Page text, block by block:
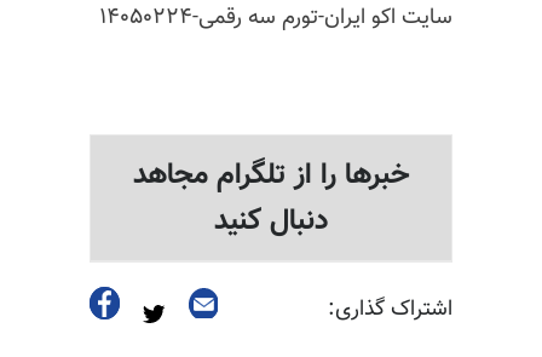
سایت اکو ایران-تورم سه رقمی-۱۴۰۵۰۲۲۴
خبرها را از تلگرام مجاهد
دنبال کنید
اشتراک گذاری: